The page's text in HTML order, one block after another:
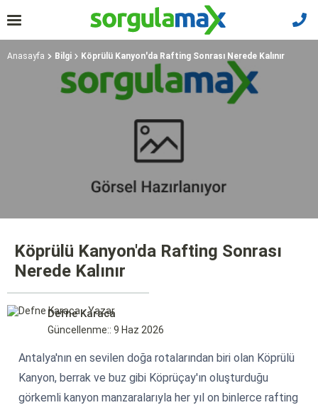
Anasayfa Bilgi Köprülü Kanyon'da Rafting Sonrası Nerede Kalınır
Köprülü Kanyon'da Rafting Sonrası
Nerede Kalınır
Defne Karaca
Güncellenme:: 9 Haz 2026
Antalya'nın en sevilen doğa rotalarından biri olan Köprülü
Kanyon, berrak ve buz gibi Köprüçay'ın oluşturduğu
görkemli kanyon manzaralarıyla her yıl on binlerce rafting